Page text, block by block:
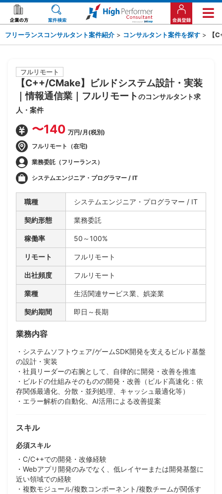
フリーランスコンサルタント案件紹介 > コンサルタント案件を探す > 【
フルリモート
【C++/CMake】ビルドシステム設計・実装
｜情報通信業｜フルリモートのコンサルタント求
人・案件
〜140 万円/月(税別)
フルリモート（在宅)
業務委託（フリーランス）
システムエンジニア・プログラマー / IT
職種 システムエンジニア・プログラマー / IT
契約形態 業務委託
稼働率 50～100%
リモート フルリモート
出社頻度 フルリモート
業種 生活関連サービス業、娯楽業
契約期間 即日～長期
業務内容
・システムソフトウェア/ゲームSDK開発を支えるビルド基盤
の設計・実装
・社員リーダーの右腕として、自律的に開発・改善を推進
・ビルドの仕組みそのものの開発・改善（ビルド高速化：依
存関係最適化、分散・並列処理、キャッシュ最適化等）
・エラー解析の自動化、AI活用による改善提案
スキル
必須スキル
・C/C++での開発・改修経験
・Webアプリ開発のみでなく、低レイヤーまたは開発基盤に
近い領域での経験
・複数モジュール/複数コンポーネント/複数チームが関係す